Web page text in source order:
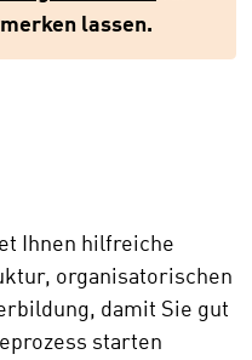
lassen.
Ihnen hilfreiche
organisatorischen
damit Sie gut
starten